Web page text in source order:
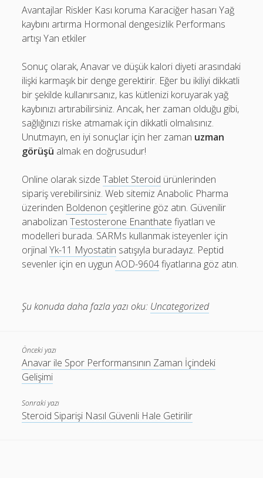
Avantajlar Riskler Kası koruma Karaciğer hasarı Yağ
kaybını artırma Hormonal dengesizlik Performans
artışı Yan etkiler
Sonuç olarak, Anavar ve düşük kalori diyeti arasındaki
ilişki karmaşık bir denge gerektirir. Eğer bu ikiliyi dikkatli
bir şekilde kullanırsanız, kas kütlenizi koruyarak yağ
kaybınızı artırabilirsiniz. Ancak, her zaman olduğu gibi,
sağlığınızı riske atmamak için dikkatli olmalısınız.
Unutmayın, en iyi sonuçlar için her zaman uzman
görüşü almak en doğrusudur!
Online olarak sizdeTablet Steroid ürünlerinden
sipariş verebilirsiniz. Web sitemiz Anabolic Pharma
üzerinden Boldenon çeşitlerine göz atın. Güvenilir
anabolizanTestosterone Enanthate fiyatları ve
modelleri burada. SARMs kullanmak isteyenler için
orjinalYk-11 Myostatin satışıyla buradayız. Peptid
sevenler için en uygunAOD-9604fiyatlarına göz atın.
Şu konuda daha fazla yazı oku: Uncategorized
Önceki yazı
Anavar ile Spor Performansının Zaman İçindeki
Gelişimi
Sonraki yazı
Steroid Siparişi Nasıl Güvenli Hale Getirilir